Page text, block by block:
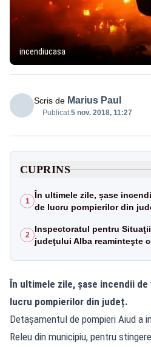
incendiucasa
Scris de Marius Paul
Publicat:5 nov. 2018, 11:27
CUPRINS
1
În ultimele zile, șase
de lucru pompierilor din
2
Inspectoratul pentru
judeţului Alba reaminteşte
În ultimele zile, șase incendii
lucru pompierilor din județ.
Detașamentul de pompieri Aiud a
Releu din municipiu, pentru